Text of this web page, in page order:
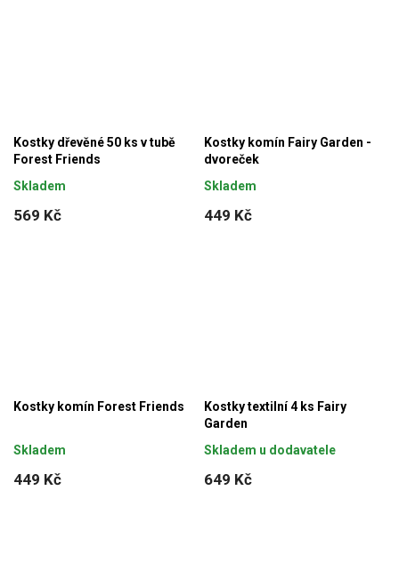
Kostky dřevěné 50 ks v tubě
Forest Friends
569 Kč
Skladem
Kostky komín Fairy Garden -
dvoreček
449 Kč
Skladem
Kostky komín Forest Friends
449 Kč
Skladem
Kostky textilní 4 ks Fairy
Garden
649 Kč
Skladem u dodavatele